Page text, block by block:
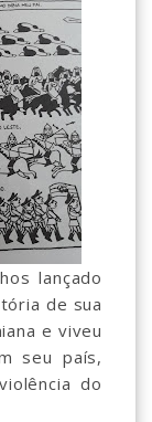
lançado
de sua
e viveu
seu país,
do